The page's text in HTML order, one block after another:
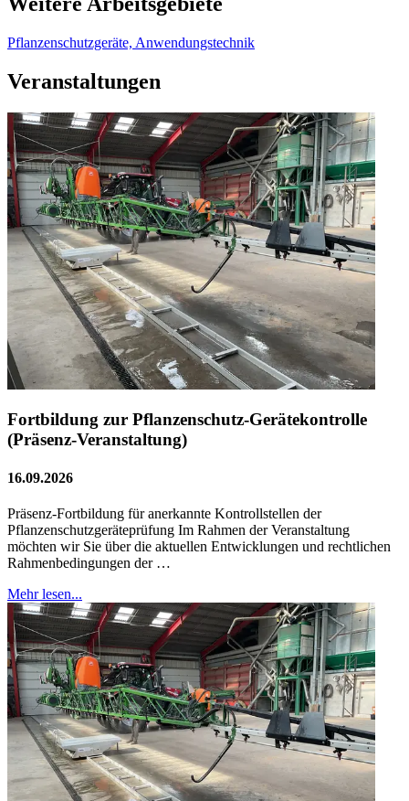
Pflanzenschutzgeräte, Anwendungstechnik
Veranstaltungen
Fortbildung zur Pflanzenschutz-Gerätekontrolle
(Präsenz-Veranstaltung)
16.09.2026
Präsenz-Fortbildung für anerkannte Kontrollstellen der
Pflanzenschutzgeräteprüfung Im Rahmen der Veranstaltung
möchten wir Sie über die aktuellen Entwicklungen und rechtlichen
Rahmenbedingungen der …
Mehr lesen...